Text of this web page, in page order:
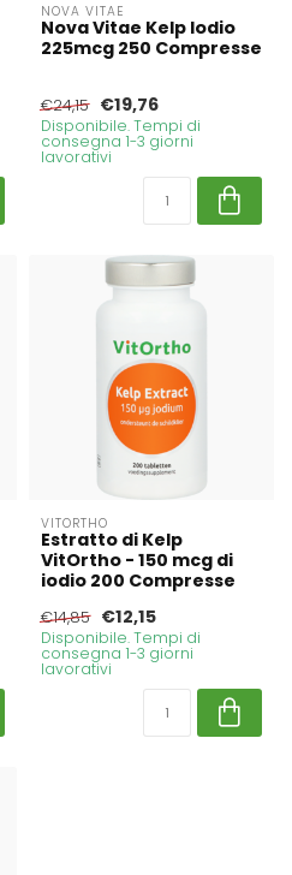
NOVA VITAE
Nova Vitae Kelp Iodio
225mcg 250 Compresse
€24,15 €19,76
Disponibile. Tempi di
consegna 1-3 giorni
lavorativi
VITORTHO
Estratto di Kelp
VitOrtho - 150 mcg di
iodio 200 Compresse
€14,85 €12,15
Disponibile. Tempi di
consegna 1-3 giorni
lavorativi